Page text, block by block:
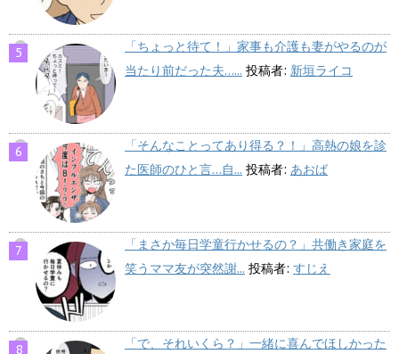
「ちょっと待て！」家事も介護も妻がやるのが
当たり前だった夫…... 投稿者: 新垣ライコ
「そんなことってあり得る？！」高熱の娘を診
た医師のひと言…自... 投稿者: あおば
「まさか毎日学童行かせるの？」共働き家庭を
笑うママ友が突然謝... 投稿者: すじえ
「で、それいくら？」一緒に喜んでほしかった